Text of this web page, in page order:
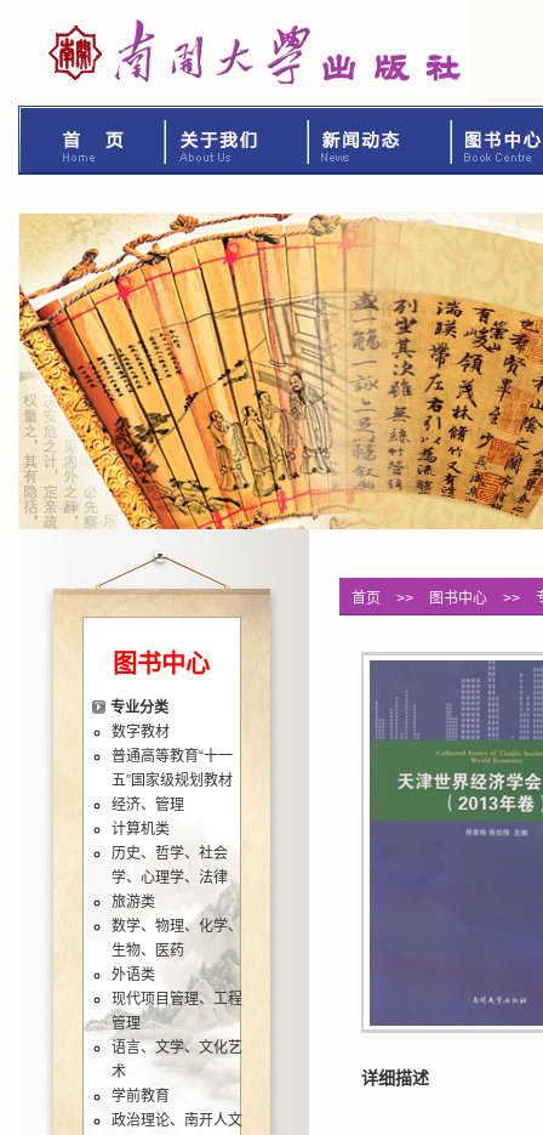
图书中心
专业分类
数字教材
普通高等教育“十一
五”国家级规划教材
经济、管理
计算机类
历史、哲学、社会
学、心理学、法律
旅游类
数学、物理、化学、
生物、医药
外语类
现代项目管理、工程
管理
语言、文学、文化艺
术
学前教育
政治理论、南开人文
首页 >> 图书中心 >>
详细描述